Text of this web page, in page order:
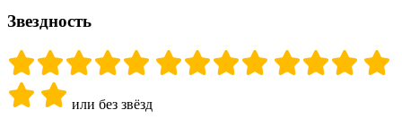
Звездность
или без звёзд